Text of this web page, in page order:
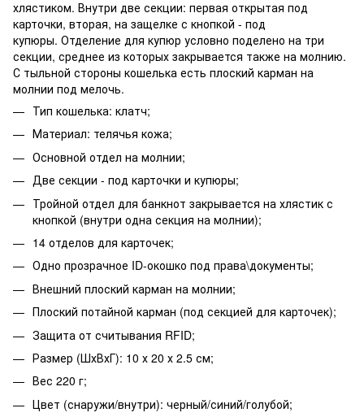
хлястиком. Внутри две секции: первая открытая под
карточки, вторая, на защелке с кнопкой - под
купюры. Отделение для купюр условно поделено на три
секции, среднее из которых закрывается также на молнию.
С тыльной стороны кошелька есть плоский карман на
молнии под мелочь.
Тип кошелька: клатч;
Материал: телячья кожа;
Основной отдел на молнии;
Две секции - под карточки и купюры;
Тройной отдел для банкнот закрывается на хлястик с
кнопкой (внутри одна секция на молнии);
14 отделов для карточек;
Одно прозрачное ID-окошко под права\документы;
Внешний плоский карман на молнии;
Плоский потайной карман (под секцией для карточек);
Защита от считывания RFID;
Размер (ШхВхГ): 10 х 20 х 2.5 см;
Вес 220 г;
Цвет (снаружи/внутри): черный/синий/голубой;